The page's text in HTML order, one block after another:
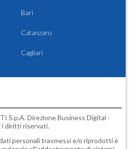
Bari
Catanzaro
Cagliari
S.p.A. Direzione Business Digital -
i diritti riservati.
personali trasmessi e/o riprodotti è